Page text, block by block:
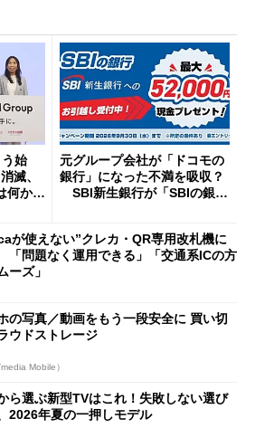
う始
滅、
何か解
元グループ会社が「ドコモの
銀行」になった不満を吸収？
SBI新生銀行が「SBIの銀
開催
が使えない”クレカ・QR専用改札機に
問題なく運用できる」「交通系ICの方
ーズ」
の写真／動画をもう一段安全に 買い切
ウドストレージ
Mobile）
ら選ぶ新型TVはこれ！失敗しない選び
2026年夏の一押しモデル